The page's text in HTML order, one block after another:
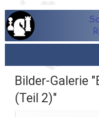
Startseite
über den SVR
Bilder-Galerie
(Teil 2)"